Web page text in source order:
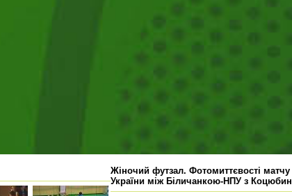
Жіночий футзал. Фотомиттєвості матчу
України між Біличанкою-НПУ з